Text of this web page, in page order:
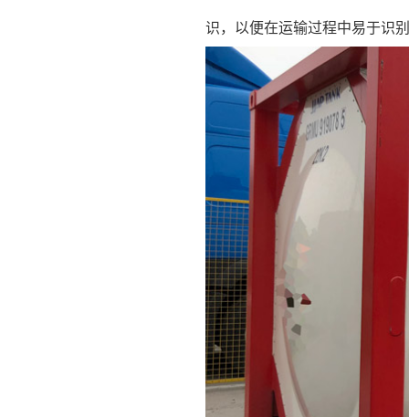
识，以便在运输过程中易于识